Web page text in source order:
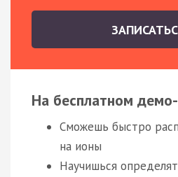
На бесплатном
Сможешь быстро
на ионы
Научишься